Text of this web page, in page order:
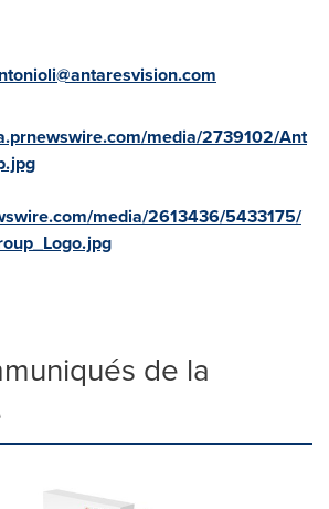
media/2739102/Ant
media/2613436/5433175/
de la